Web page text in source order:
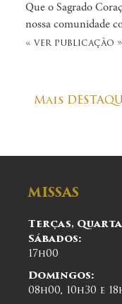
Que o Sagrado
nossa comunidade
« ver publicação »
Mais
MISSAS
Terças,
Sábados:
17h00
Domingos:
08h00, 10h30 e